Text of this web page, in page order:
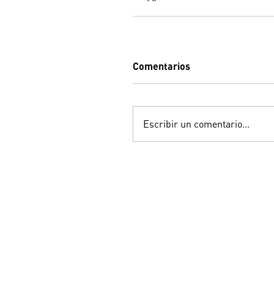
Comentarios
Escribir un comentario...